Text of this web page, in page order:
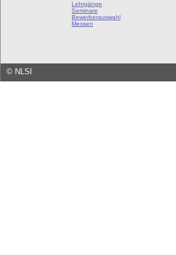
Lehrgänge
Seminare
Bewerberauswahl
Messen
© NLSI